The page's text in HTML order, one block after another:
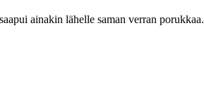
ainakin lähelle saman verran porukkaa.